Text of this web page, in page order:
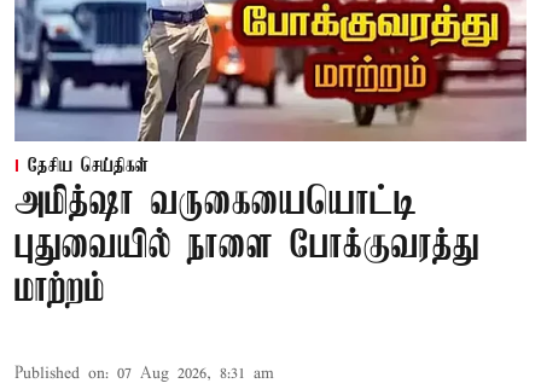
தேசிய செய்திகள்
அமித்ஷா வருகையையொட்டி
புதுவையில் நாளை போக்குவரத்து
மாற்றம்
Published on: 07 Aug 2026, 8:31 am